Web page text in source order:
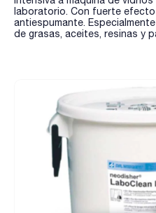
laboratorio. Con fuerte
antiespumante.
de grasas, aceites, resinas y